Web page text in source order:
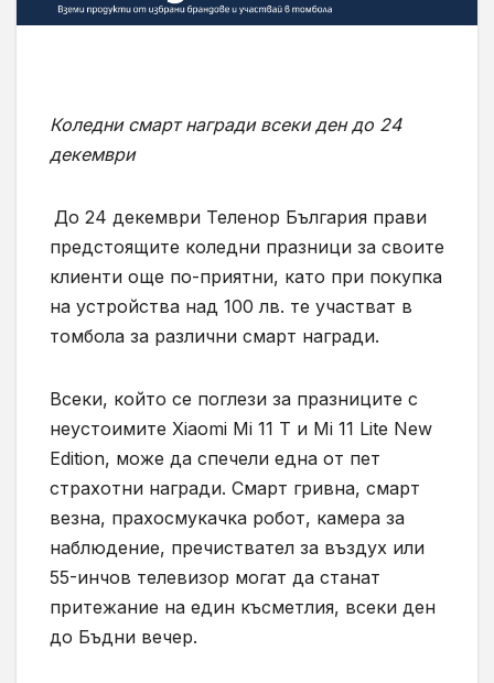
Коледни смарт награди всеки ден до 24
декември
До 24 декември Теленор България прави
предстоящите коледни празници за своите
клиенти още по-приятни, като при покупка
на устройства над 100 лв. те участват в
томбола за различни смарт награди.
Всеки, който се поглези за празниците с
неустоимите Xiaomi Mi 11 T и Mi 11 Lite New
Edition, може да спечели една от пет
страхотни награди. Смарт гривна, смарт
везна, прахосмукачка робот, камера за
наблюдение, пречиствател за въздух или
55-инчов телевизор могат да станат
притежание на един късметлия, всеки ден
до Бъдни вечер.